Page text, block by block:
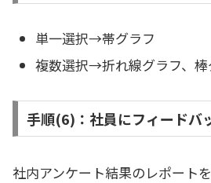
単一選択→帯グラフ
複数選択→折れ線グラフ、棒
手順(6)：社員にフィードバ
社内アンケート結果のレポート